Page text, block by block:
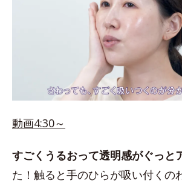
動画4:30～
すごくうるおって透明感がぐっと
た！触ると手のひらが吸い付くの